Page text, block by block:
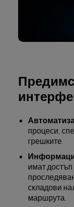
процеси,
грешките.
имат
складови
маршрута.